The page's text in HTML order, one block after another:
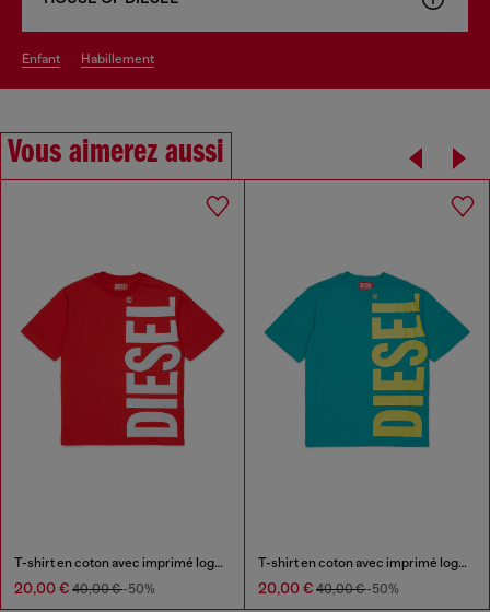
enfant habillement
Vous aimerez aussi
T-shirt en coton avec imprimé logo maxi
20,00 € 40,00 €-50%
T-shirt en coton avec imprimé logo maxi
20,00 € 40,00 €-50%